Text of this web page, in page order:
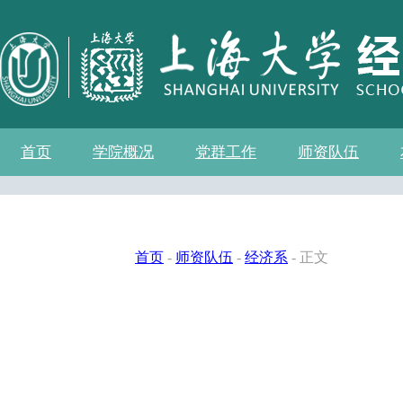
首页 学院概况
学院介绍 学院简介
发展历程
历任院长
现任领导
组织机构
学院愿景
党群工作
党务公开
党的建设
群众团体 工会
青联会
妇委会
退管会
学院制度
师资队伍
教师名录
人事专栏
招聘信息
博士后流动站
首页 - 师资队伍 - 经济系 - 正文